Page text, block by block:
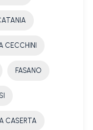
CECCHINI
FASANO
CASERTA